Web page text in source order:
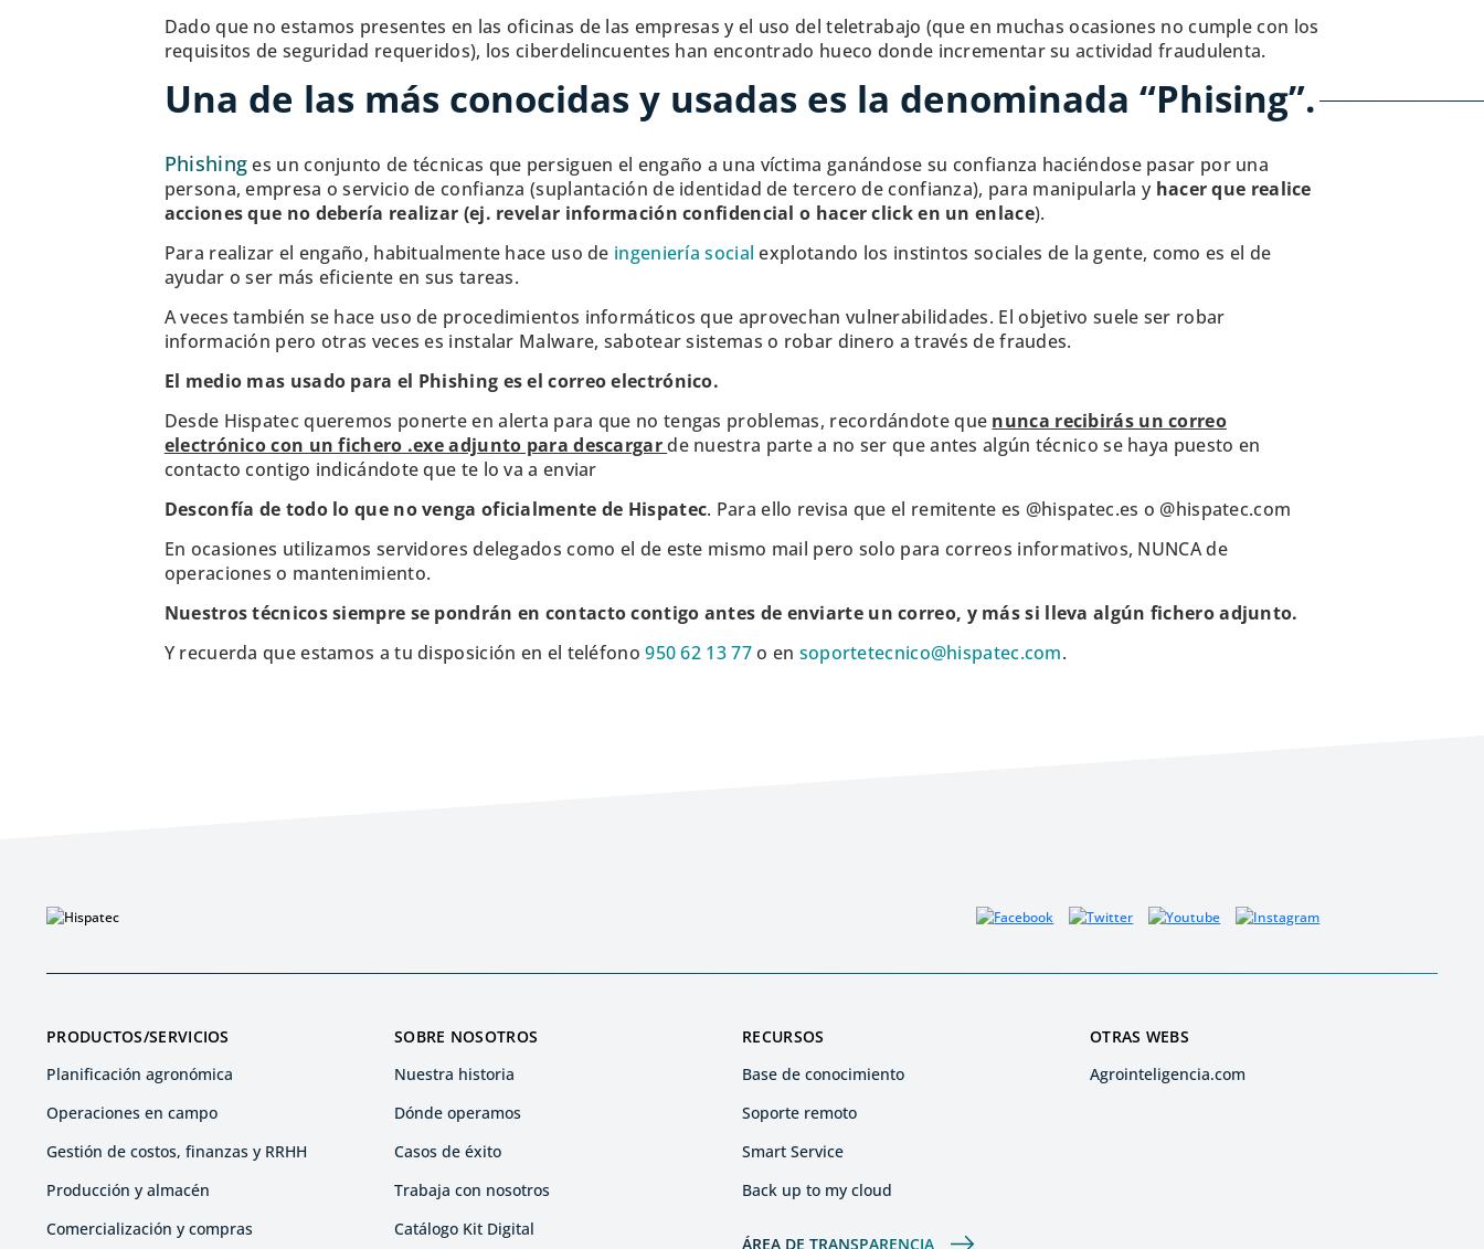
Dado que no estamos presentes en las oficinas de las empresas y el uso del teletrabajo (que en muchas ocasiones no cumple con los
requisitos de seguridad requeridos), los ciberdelincuentes han encontrado hueco donde incrementar su actividad fraudulenta.
Una de las más conocidas y usadas es la denominada “Phising”.
Phishinges un conjunto de técnicas que persiguen el engaño a una víctima ganándose su confianza haciéndose pasar por una
persona, empresa o servicio de confianza (suplantación de identidad de tercero de confianza), para manipularla y hacer que realice
acciones que no debería realizar (ej. revelar información confidencial o hacer click en un enlace).
Para realizar el engaño, habitualmente hace uso de ingeniería social explotando los instintos sociales de la gente, como es el de
ayudar o ser más eficiente en sus tareas.
A veces también se hace uso de procedimientos informáticos que aprovechan vulnerabilidades. El objetivo suele ser robar
información pero otras veces es instalar Malware, sabotear sistemas o robar dinero a través de fraudes.
El medio mas usado para el Phishing es el correo electrónico.
Desde Hispatec queremos ponerte en alerta para que no tengas problemas, recordándote que nunca recibirás un correo
electrónico con un fichero .exe adjunto para descargarde nuestra parte a no ser que antes algún técnico se haya puesto en
contacto contigo indicándote que te lo va a enviar
Desconfía de todo lo que no venga oficialmente de Hispatec. Para ello revisa que el remitente es @hispatec.es o @hispatec.com
En ocasiones utilizamos servidores delegados como el de este mismo mail pero solo para correos informativos, NUNCA de
operaciones o mantenimiento.
Nuestros técnicos siempre se pondrán en contacto contigo antes de enviarte un correo, y más si lleva algún fichero adjunto.
Y recuerda que estamos a tu disposición en el teléfono950 62 13 77o en soportetecnico@hispatec.com.
PRODUCTOS/SERVICIOS
Planificación agronómica
Operaciones en campo
Gestión de costos, finanzas y RRHH
Producción y almacén
Comercialización y compras
SOBRE NOSOTROS
Nuestra historia
Dónde operamos
Casos de éxito
Trabaja con nosotros
Catálogo Kit Digital
RECURSOS
Base de conocimiento
Soporte remoto
Smart Service
Back up to my cloud
ÁREA DE TRANSPARENCIA
OTRAS WEBS
Agrointeligencia.com